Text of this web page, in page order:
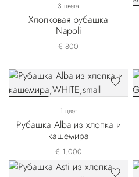
3 цвета
Хлопковая рубашка
Napoli
€ 800
1 цвет
Рубашка Alba из хлопка и
кашемира
€ 1.000